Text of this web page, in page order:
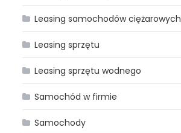
Leasing samochodów ciężarowych
Leasing sprzętu
Leasing sprzętu wodnego
Samochód w firmie
Samochody